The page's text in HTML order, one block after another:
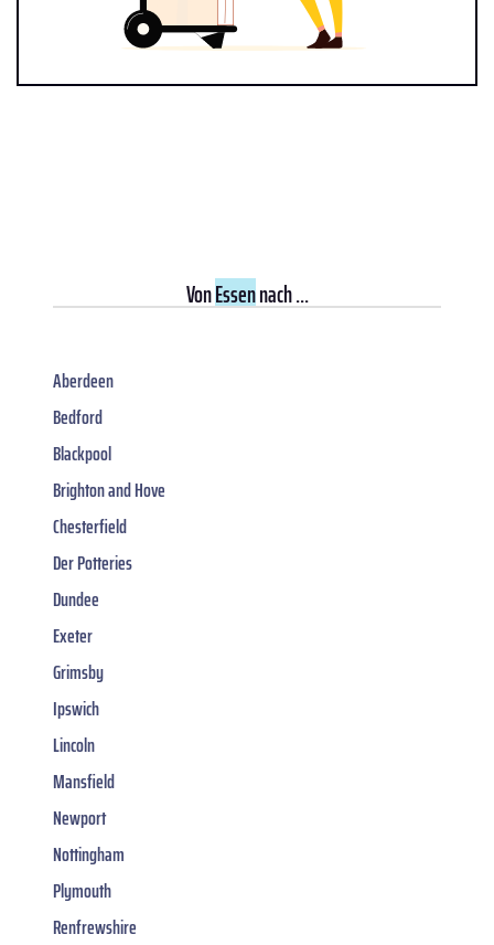
VonEssennach ...
Aberdeen
Bedford
Blackpool
Brighton and Hove
Chesterfield
Der Potteries
Dundee
Exeter
Grimsby
Ipswich
Lincoln
Mansfield
Newport
Nottingham
Plymouth
Renfrewshire